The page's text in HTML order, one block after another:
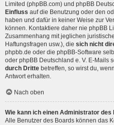
Limited (phpBB.com) und phpBB
Einfluss auf die Benutzung oder den
haben und dafür in keiner Weise zur
können. Kontaktiere daher nie phpBB
Zusammenhang mit jeglichen
Haftungsfragen usw.), die sich nicht
phpbb.de oder die phpBB-Software
oder phpBB Deutschland e. V. E-Mails
durch Dritte betreffen, so wirst du,
Antwort erhalten.
Nach oben
Wie kann ich einen Administrator
Alle Benutzer des Boards können das